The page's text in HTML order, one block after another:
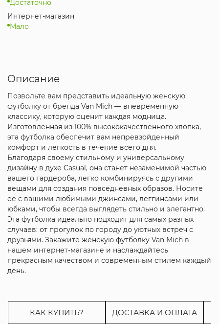
Достаточно
Интернет-магазин
Мало
Описание
Позвольте вам представить идеальную женскую
футболку от бренда Van Mich — вневременную
классику, которую оценит каждая модница.
Изготовленная из 100% высококачественного хлопка,
эта футболка обеспечит вам непревзойденный
комфорт и легкость в течение всего дня.
Благодаря своему стильному и универсальному
дизайну в духе Casual, она станет незаменимой частью
вашего гардероба, легко комбинируясь с другими
вещами для создания повседневных образов. Носите
её с вашими любимыми джинсами, леггинсами или
юбками, чтобы всегда выглядеть стильно и элегантно.
Эта футболка идеально подходит для самых разных
случаев: от прогулок по городу до уютных встреч с
друзьями. Закажите женскую футболку Van Mich в
нашем интернет-магазине и наслаждайтесь
прекрасным качеством и современным стилем каждый
день.
КАК КУПИТЬ? ДОСТАВКА И ОПЛАТА